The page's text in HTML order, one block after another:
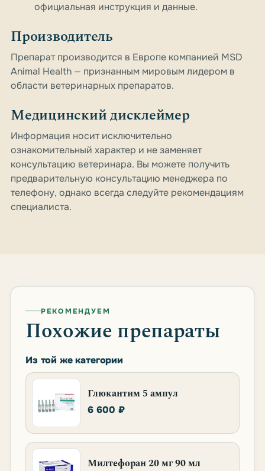
официальная инструкция и данные.
Производитель
Препарат производится в Европе компанией MSD
Animal Health — признанным мировым лидером в
области ветеринарных препаратов.
Медицинский дисклеймер
Информация носит исключительно
ознакомительный характер и не заменяет
консультацию ветеринара. Вы можете получить
предварительную консультацию менеджера по
телефону, однако всегда следуйте рекомендациям
специалиста.
РЕКОМЕНДУЕМ
Похожие препараты
Из той же категории
Глюкантим 5 ампул
6 600 ₽
Милтефоран 20 мг 90 мл